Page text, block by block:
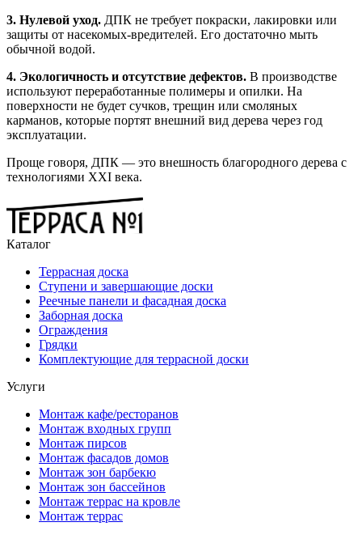
3. Нулевой уход. ДПК не требует покраски, лакировки или
защиты от насекомых-вредителей. Его достаточно мыть
обычной водой.
4. Экологичность и отсутствие дефектов. В производстве
используют переработанные полимеры и опилки. На
поверхности не будет сучков, трещин или смоляных
карманов, которые портят внешний вид дерева через год
эксплуатации.
Проще говоря, ДПК — это внешность благородного дерева с
технологиями XXI века.
Каталог
Террасная доска
Ступени и завершающие доски
Реечные панели и фасадная доска
Заборная доска
Ограждения
Грядки
Комплектующие для террасной доски
Услуги
Монтаж кафе/ресторанов
Монтаж входных групп
Монтаж пирсов
Монтаж фасадов домов
Монтаж зон барбекю
Монтаж зон бассейнов
Монтаж террас на кровле
Монтаж террас